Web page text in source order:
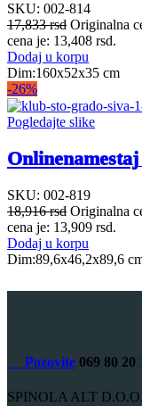
SKU: 002-814
17,833rsd Originalna
cena je: 13,408 rsd.
Dodaj u korpu
Dim:160x52x35 cm
-26%
Pogledajte slike
Onlinenamestaj
SKU: 002-819
18,916rsd Originalna
cena je: 13,909 rsd.
Dodaj u korpu
Dim:89,6x46,2x89,6
Pozovite 069 80 20
SPINOLA ALT